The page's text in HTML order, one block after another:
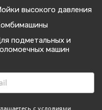
высокого давления
подметальных и
машин